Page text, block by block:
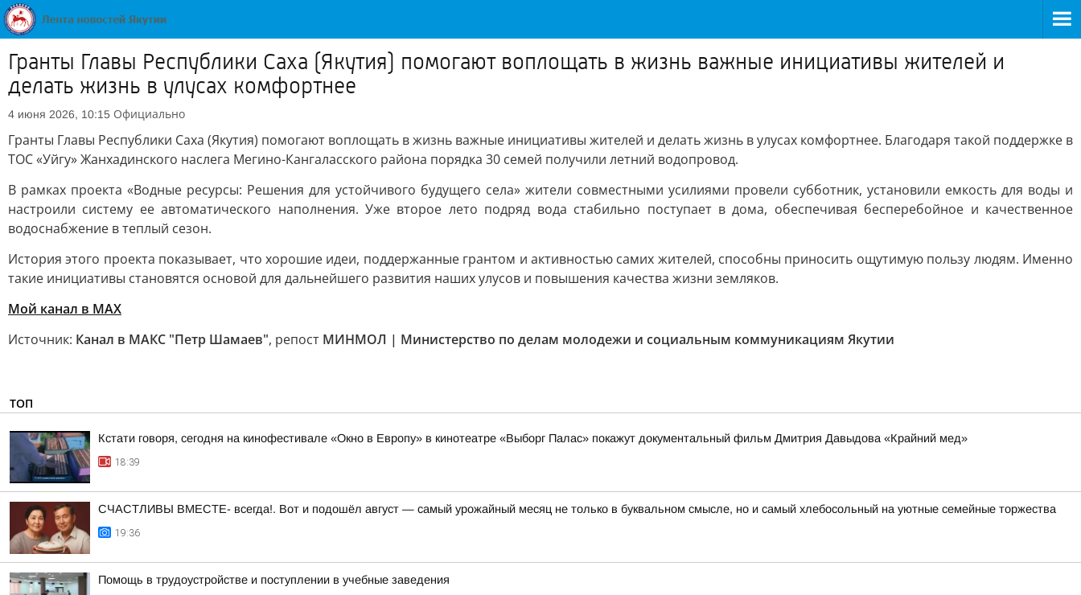
Гранты Главы Республики Саха (Якутия) помогают воплощать в жизнь важные инициативы жителей и
делать жизнь в улусах комфортнее
4 июня 2026, 10:15 Официально
Гранты Главы Республики Саха (Якутия) помогают воплощать в жизнь важные инициативы жителей и делать жизнь в улусах комфортнее. Благодаря такой поддержке в
ТОС «Уйгу» Жанхадинского наслега Мегино-Кангаласского района порядка 30 семей получили летний водопровод.
В рамках проекта «Водные ресурсы: Решения для устойчивого будущего села» жители совместными усилиями провели субботник, установили емкость для воды и
настроили систему ее автоматического наполнения. Уже второе лето подряд вода стабильно поступает в дома, обеспечивая бесперебойное и качественное
водоснабжение в теплый сезон.
История этого проекта показывает, что хорошие идеи, поддержанные грантом и активностью самих жителей, способны приносить ощутимую пользу людям. Именно
такие инициативы становятся основой для дальнейшего развития наших улусов и повышения качества жизни земляков.
Мой канал в MAX
Источник: Канал в МАКС "Петр Шамаев", репост МИНМОЛ | Министерство по делам молодежи и социальным коммуникациям Якутии
ТОП
Кстати говоря, сегодня на кинофестивале «Окно в Европу» в кинотеатре «Выборг Палас» покажут документальный фильм Дмитрия Давыдова «Крайний мед»
18:39
СЧАСТЛИВЫ ВМЕСТЕ- всегда!. Вот и подошёл август — самый урожайный месяц не только в буквальном смысле, но и самый хлебосольный на уютные семейные торжества
19:36
Помощь в трудоустройстве и поступлении в учебные заведения